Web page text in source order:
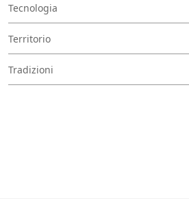
Tecnologia
Territorio
Tradizioni